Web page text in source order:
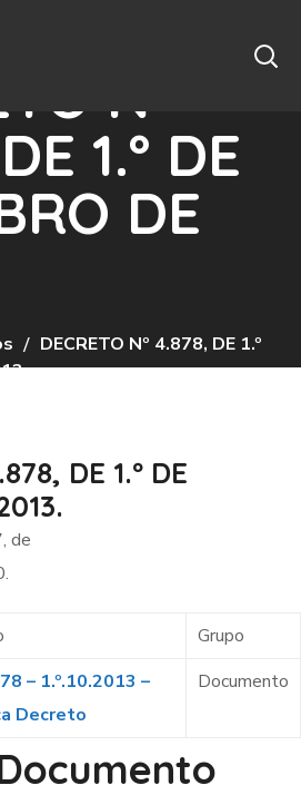
Nº
1.º DE
DE
DECRETO Nº 4.878, DE 1.º
DE 1.º DE
de
Grupo
– 1.º.10.2013 –
Decreto
Documento